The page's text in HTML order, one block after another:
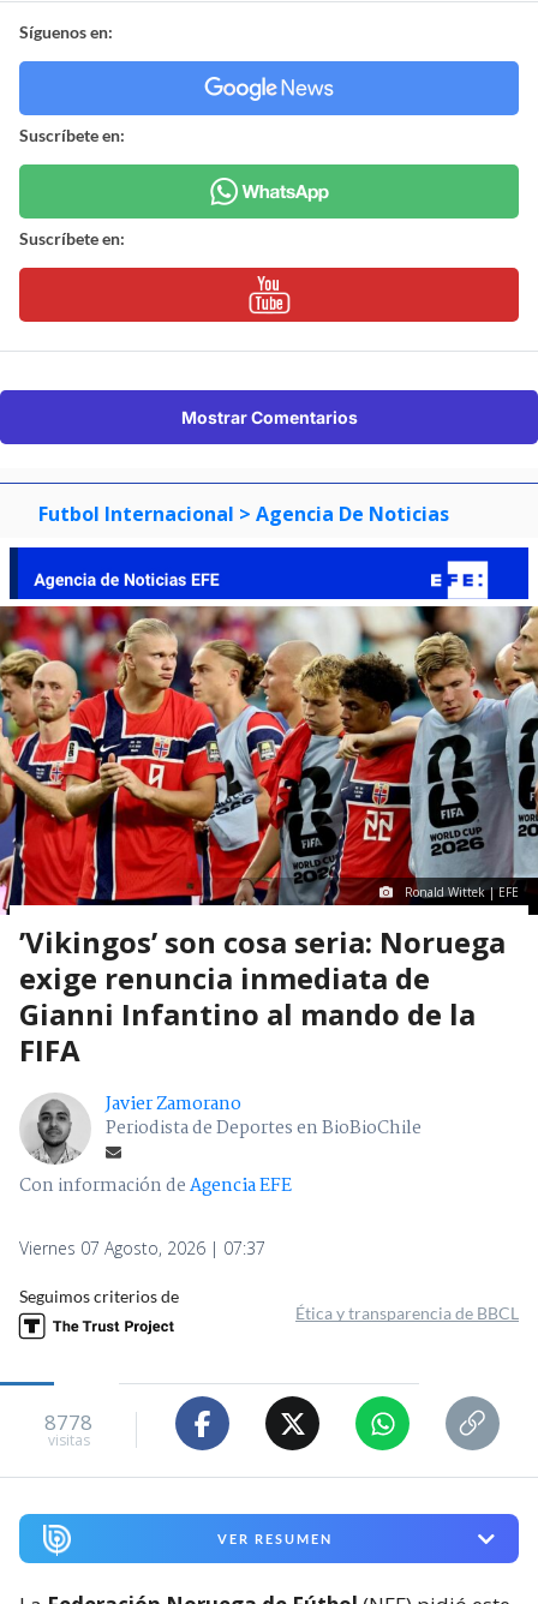
Síguenos en:
Suscríbete en:
Suscríbete en:
Mostrar Comentarios
Futbol Internacional > Agencia De Noticias
Ronald Wittek | EFE
’Vikingos’ son cosa seria: Noruega
exige renuncia inmediata de
Gianni Infantino al mando de la
FIFA
Javier Zamorano
Periodista de Deportes en BioBioChile
Con información deAgencia EFE
Viernes 07 Agosto, 2026 | 07:37
Seguimos criterios de
Ética y transparencia de BBCL
8778
visitas
VER RESUMEN